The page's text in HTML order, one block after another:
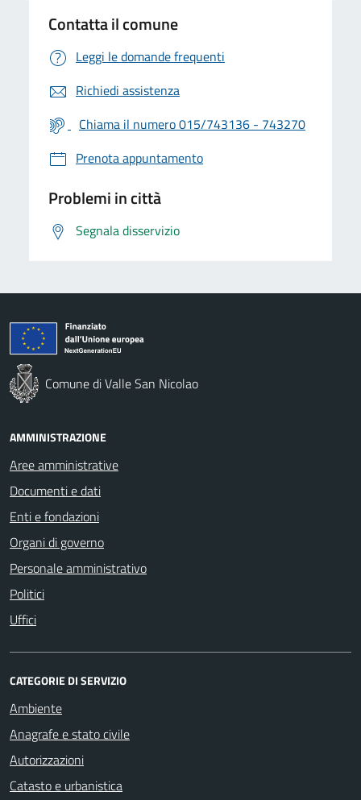
Contatta il comune
Leggi le domande frequenti
Richiedi assistenza
Chiama il numero 015/743136 - 743270
Prenota appuntamento
Problemi in città
Segnala disservizio
Comune di Valle San Nicolao
AMMINISTRAZIONE
Aree amministrative
Documenti e dati
Enti e fondazioni
Organi di governo
Personale amministrativo
Politici
Uffici
CATEGORIE DI SERVIZIO
Ambiente
Anagrafe e stato civile
Autorizzazioni
Catasto e urbanistica